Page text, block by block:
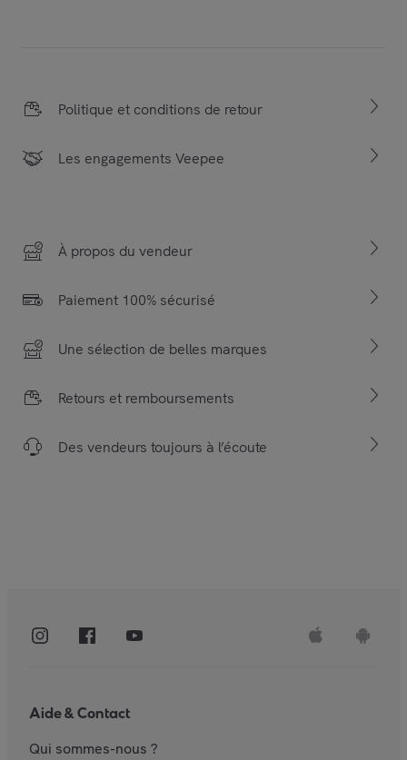
Politique et conditions de retour
Les engagements Veepee
À propos du vendeur
Paiement 100% sécurisé
Une sélection de belles marques
Retours et remboursements
Des vendeurs toujours à l’écoute
Aide & Contact
Qui sommes-nous ?